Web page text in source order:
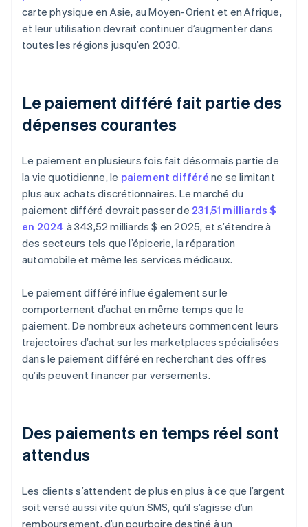
carte physique en Asie, au Moyen-Orient et en Afrique,
et leur utilisation devrait continuer d’augmenter dans
toutes les régions jusqu’en 2030.
Le paiement différé fait partie des
dépenses courantes
Le paiement en plusieurs fois fait désormais partie de
la vie quotidienne, le paiement différé ne se limitant
plus aux achats discrétionnaires. Le marché du
paiement différé devrait passer de 231,51 milliards $
en 2024 à 343,52 milliards $ en 2025, et s’étendre à
des secteurs tels que l’épicerie, la réparation
automobile et même les services médicaux.
Le paiement différé influe également sur le
comportement d’achat en même temps que le
paiement. De nombreux acheteurs commencent leurs
trajectoires d’achat sur les marketplaces spécialisées
dans le paiement différé en recherchant des offres
qu’ils peuvent financer par versements.
Des paiements en temps réel sont
attendus
Les clients s’attendent de plus en plus à ce que l’argent
soit versé aussi vite qu’un SMS, qu’il s’agisse d’un
remboursement, d’un pourboire destiné à un